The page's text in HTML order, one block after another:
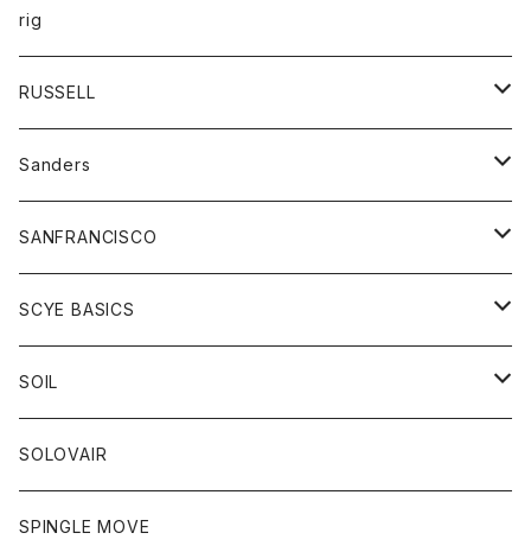
ニット
ベスト
コート
ボトム
ワンピース
キッズ
オーバーオール
ボトム
ペインターパンツ
トップス
Tシャツ
グッズ
帽子
rig
RUSSELL
アウター
コート
パーカー
スカート
Tシャツ
トップス
Tシャツ
トレーナー
ボトム
ショートパンツ
レディース
Sanders
グッズ
靴
SANFRANCISCO
アウター
カーディガン
コート
グッズ
ネクタイ
グローブ
アクセサリー
トップス
SCYE BASICS
ボトム
ジーンズ
チノパン
トップス
ポロシャツ
靴
SOIL
靴
ワンピース
SOLOVAIR
SPINGLE MOVE